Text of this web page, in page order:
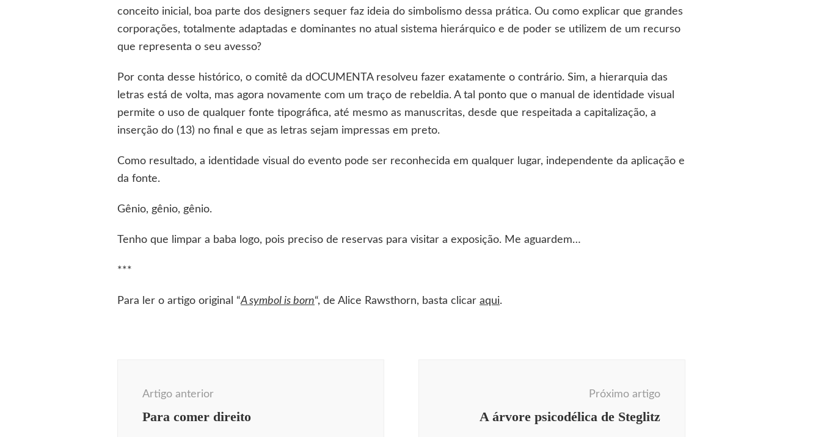
conceito inicial, boa parte dos designers sequer faz ideia do simbolismo dessa prática. Ou como explicar que grandes
corporações, totalmente adaptadas e dominantes no atual sistema hierárquico e de poder se utilizem de um recurso
que representa o seu avesso?
Por conta desse histórico, o comitê da dOCUMENTA resolveu fazer exatamente o contrário. Sim, a hierarquia das
letras está de volta, mas agora novamente com um traço de rebeldia. A tal ponto que o manual de identidade visual
permite o uso de qualquer fonte tipográfica, até mesmo as manuscritas, desde que respeitada a capitalização, a
inserção do (13) no final e que as letras sejam impressas em preto.
Como resultado, a identidade visual do evento pode ser reconhecida em qualquer lugar, independente da aplicação e
da fonte.
Gênio, gênio, gênio.
Tenho que limpar a baba logo, pois preciso de reservas para visitar a exposição. Me aguardem…
***
Para ler o artigo original “A symbol is born“, de Alice Rawsthorn, basta clicar aqui.
postArtigo anterior
Para comer direito
Próximo artigo
A árvore psicodélica de Steglitz